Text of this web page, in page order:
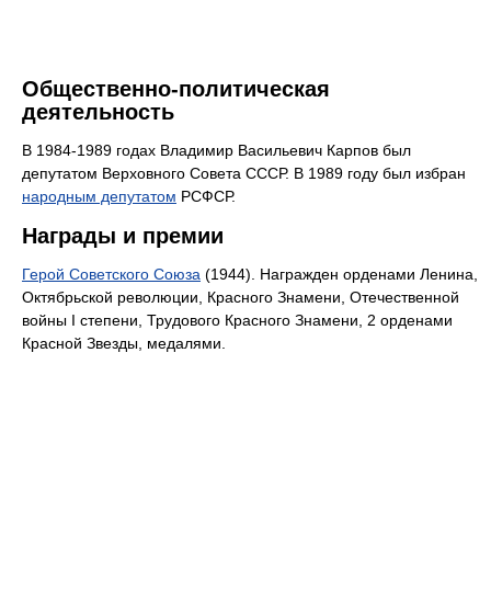
Общественно-политическая
деятельность
В 1984-1989 годах Владимир Васильевич Карпов был
депутатом Верховного Совета СССР. В 1989 году был избран
народным депутатом РСФСР.
Награды и премии
Герой Советского Союза (1944). Награжден орденами Ленина,
Октябрьской революции, Красного Знамени, Отечественной
войны I степени, Трудового Красного Знамени, 2 орденами
Красной Звезды, медалями.